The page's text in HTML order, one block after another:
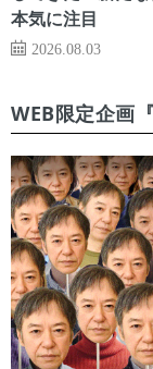
本気に注目
2026.08.03
WEB限定企画